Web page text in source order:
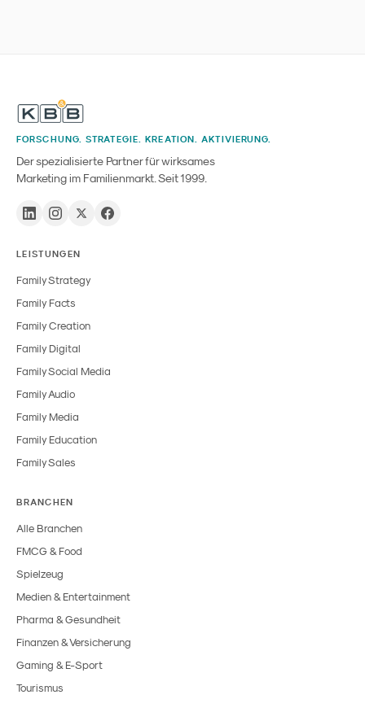
FORSCHUNG. STRATEGIE. KREATION. AKTIVIERUNG.
Der spezialisierte Partner für wirksames
Marketing im Familienmarkt. Seit 1999.
LEISTUNGEN
Family Strategy
Family Facts
Family Creation
Family Digital
Family Social Media
Family Audio
Family Media
Family Education
Family Sales
BRANCHEN
Alle Branchen
FMCG & Food
Spielzeug
Medien & Entertainment
Pharma & Gesundheit
Finanzen & Versicherung
Gaming & E-Sport
Tourismus